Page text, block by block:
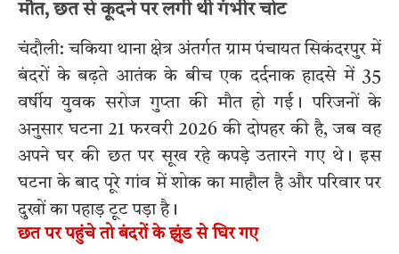
मौत, छत से कूदने पर लगी थी गंभीर चोट
चंदौली: चकिया थाना क्षेत्र अंतर्गत ग्राम पंचायत सिकंदरपुर में
बंदरों के बढ़ते आतंक के बीच एक दर्दनाक हादसे में 35
वर्षीय युवक सरोज गुप्ता की मौत हो गई। परिजनों के
अनुसार घटना 21 फरवरी 2026 की दोपहर की है, जब वह
अपने घर की छत पर सूख रहे कपड़े उतारने गए थे। इस
घटना के बाद पूरे गांव में शोक का माहौल है और परिवार पर
दुखों का पहाड़ टूट पड़ा है।
छत पर पहुंचे तो बंदरों के झुंड से घिर गए